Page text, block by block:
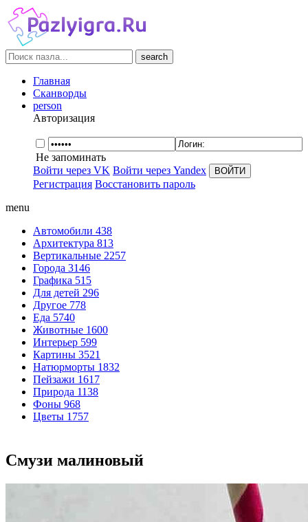
search
Главная
Сканворды
person
Авторизация
Не запоминать
Войти через VK Войти через Yandex
Регистрация Восстановить пароль
menu
Автомобили 438
Архитектура 813
Вертикальные 2257
Города 3146
Графика 515
Для детей 296
Другое 778
Еда 5740
Животные 1600
Интерьер 599
Картины 3521
Натюрморты 1832
Пейзажи 1617
Природа 1138
Фоны 968
Цветы 1757
Смузи малиновый